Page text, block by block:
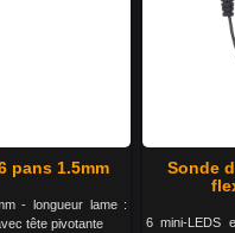
pans 1.5mm
- longueur lame :
tête pivotante
Sonde
6 mini-LEDS